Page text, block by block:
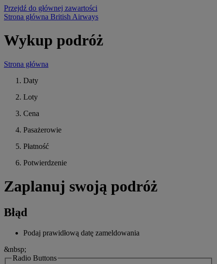
Przejdź do głównej zawartości
Strona główna British Airways
Wykup podróż
Strona główna
Daty
Loty
Cena
Pasażerowie
Płatność
Potwierdzenie
Zaplanuj swoją podróż
Błąd
Podaj prawidłową datę zameldowania
&nbsp;
Radio Buttons